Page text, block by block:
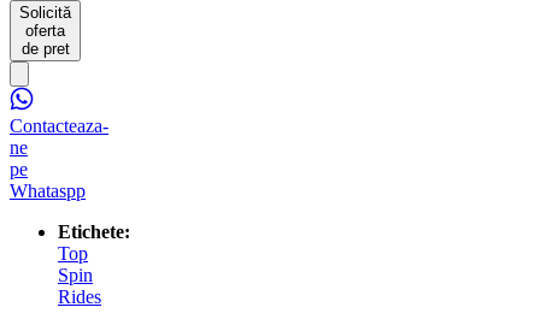
Solicită
oferta
de pret
Contacteaza-
ne
pe
Whataspp
Etichete:
Top
Spin
Rides